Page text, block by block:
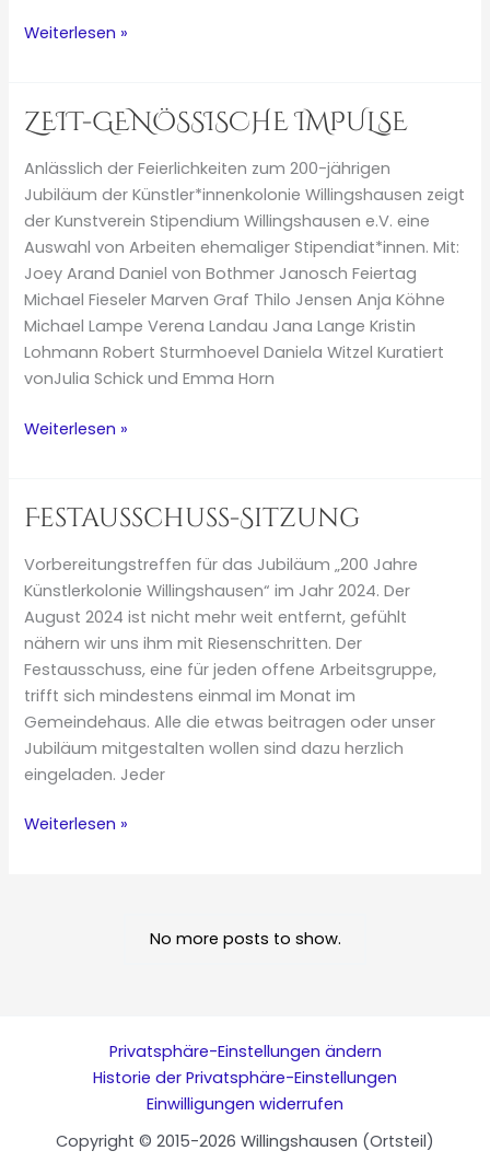
Ein
an
unsere
Spender
Weiterlesen »
ZEIT-GENÖSSISCHE IMPULSE
Anlässlich der Feierlichkeiten zum 200-jährigen
Jubiläum der Künstler*innenkolonie Willingshausen zeigt
der Kunstverein Stipendium Willingshausen e.V. eine
Auswahl von Arbeiten ehemaliger Stipendiat*innen. Mit:
Joey Arand Daniel von Bothmer Janosch Feiertag
Michael Fieseler Marven Graf Thilo Jensen Anja Köhne
Michael Lampe Verena Landau Jana Lange Kristin
Lohmann Robert Sturmhoevel Daniela Witzel Kuratiert
vonJulia Schick und Emma Horn
ZEIT-
Weiterlesen »
Festausschuss-Sitzung
Vorbereitungstreffen für das Jubiläum „200 Jahre
Künstlerkolonie Willingshausen“ im Jahr 2024. Der
August 2024 ist nicht mehr weit entfernt, gefühlt
nähern wir uns ihm mit Riesenschritten. Der
Festausschuss, eine für jeden offene Arbeitsgruppe,
trifft sich mindestens einmal im Monat im
Gemeindehaus. Alle die etwas beitragen oder unser
Jubiläum mitgestalten wollen sind dazu herzlich
eingeladen. Jeder
Festausschuss-
Weiterlesen »
No more posts to show.
Privatsphäre-Einstellungen ändern
Historie der Privatsphäre-Einstellungen
Einwilligungen widerrufen
Copyright © 2015-2026 Willingshausen (Ortsteil)